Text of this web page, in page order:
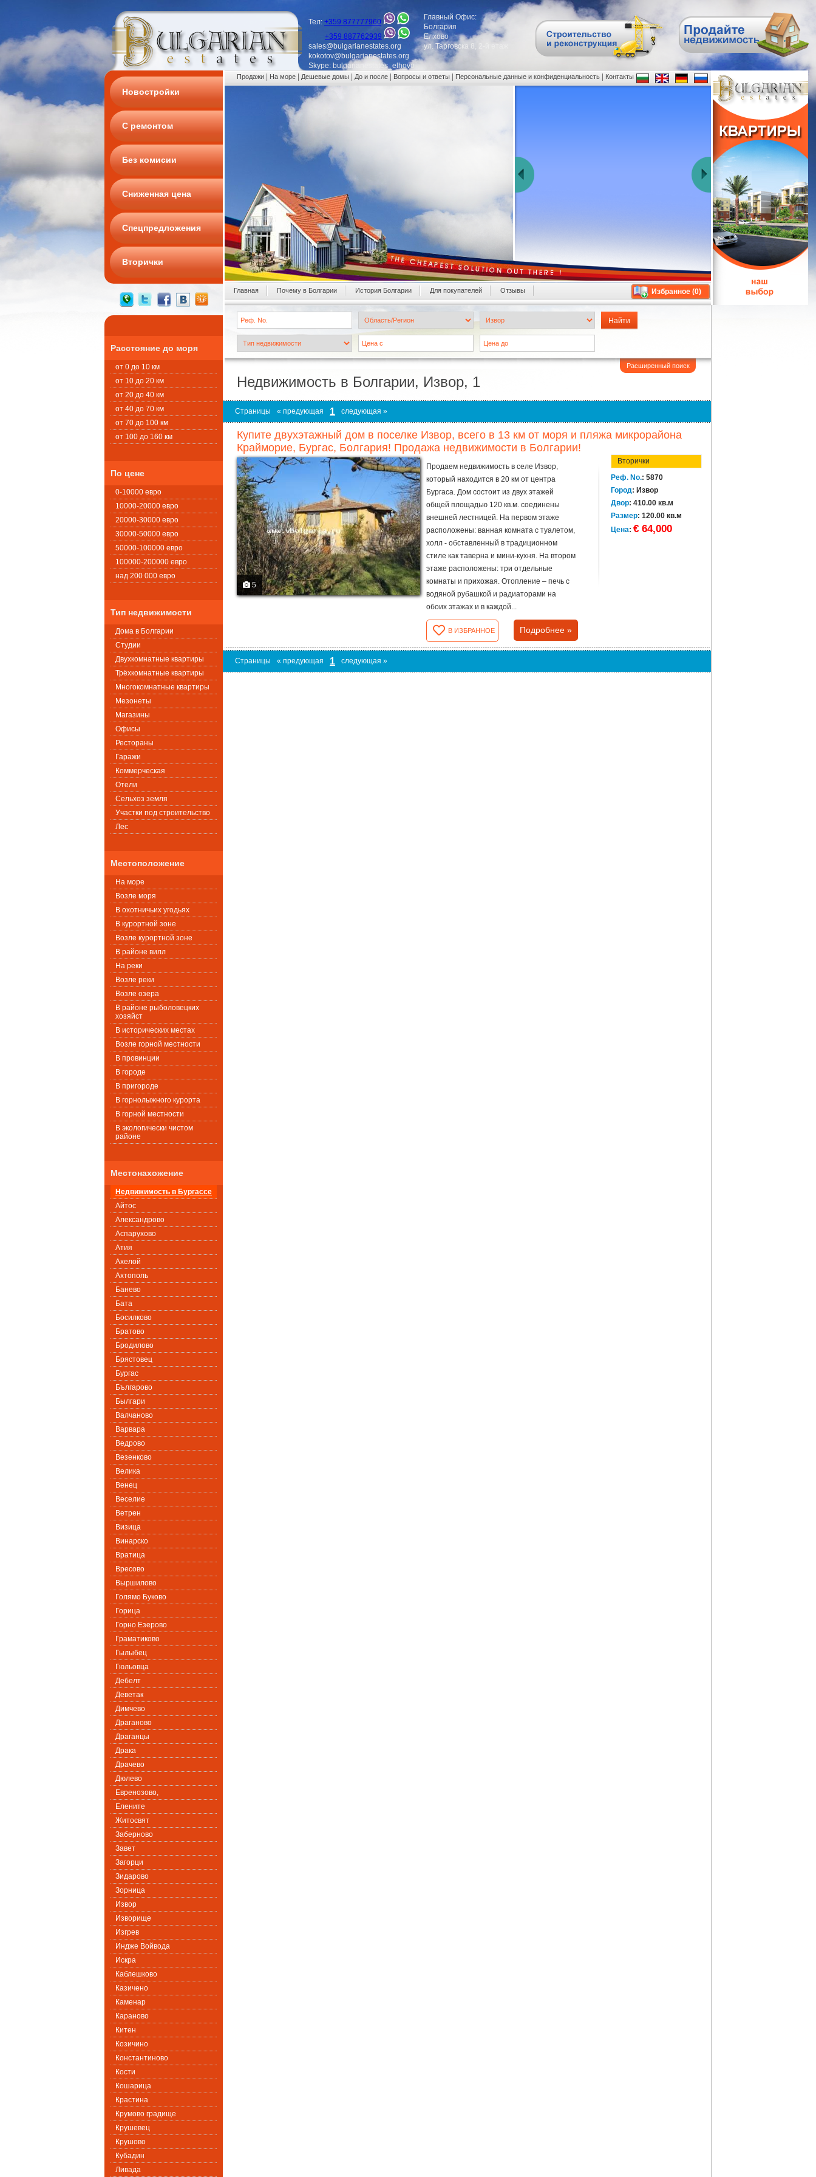
Тел: +359 877777960
+359 887762939
sales@bulgarianestates.org
kokotov@bulgarianestates.org
Skype: bulgarianestates_elhovo
Главный Офис:
Болгария
Елхово
ул. Тарговска 8, 2-й етаж
Новостройки
С ремонтом
Без комисии
Сниженная цена
Спецпредложения
Вторички
Расстояние до моря
от 0 до 10 км
от 10 до 20 км
от 20 до 40 км
от 40 до 70 км
от 70 до 100 км
от 100 до 160 км
По цене
0-10000 евро
10000-20000 евро
20000-30000 евро
30000-50000 евро
50000-100000 евро
100000-200000 евро
над 200 000 евро
Тип недвижимости
Дома в Болгарии
Студии
Двухкомнатные квартиры
Трёхкомнатные квартиры
Многокомнатные квартиры
Мезонеты
Магазины
Офисы
Рестораны
Гаражи
Коммерческая
Oтели
Сельхоз земля
Участки под строительство
Лес
Местоположение
На море
Возле моря
В охотничьих угодьях
В курортной зоне
Возле курортной зоне
В районе вилл
На реки
Возле реки
Возле озера
В районе рыболовецких
хозяйст
В исторических местах
Возле горной местности
В провинции
В городе
В пригороде
В горнолыжного курорта
В горной местности
В экологически чистом
районе
Местонахожение
Недвижимость в Бургассе
Айтос
Александрово
Аспарухово
Атия
Ахелой
Ахтополь
Банево
Бата
Босилково
Братово
Бродилово
Брястовец
Бургас
Българово
Былгари
Валчаново
Варвара
Ведрово
Везенково
Велика
Венец
Веселие
Ветрен
Визица
Винарско
Вратица
Вресово
Выршилово
Голямо Буково
Горица
Горно Езерово
Граматиково
Гылыбец
Гюльовца
Дебелт
Деветак
Димчево
Драганово
Драганцы
Драка
Драчево
Дюлево
Евренозово,
Елените
Житосвят
Заберново
Завет
Загорци
Зидарово
Зорница
Извор
Изворище
Изгрев
Индже Войвода
Искра
Каблешково
Казичено
Каменар
Караново
Китен
Козичино
Константиново
Кости
Кошарица
Крастина
Крумово градище
Крушевец
Крушово
Кубадин
Ливада
Продажи На море Дешевые домы До и после Вопросы и ответы Персональные данные и конфиденциальность Контакты
Главная Почему в Болгарии История Болгарии Для покупателей Oтзывы Избранное (0)
Расширенный поиск
Недвижимость в Болгарии, Извор, 1
Страницы « предующая 1 следующая »
Купите двухэтажный дом в поселке Извор, всего в 13 км от моря и пляжа микрорайона
Крайморие, Бургас, Болгария! Продажа недвижимости в Болгарии!
5
Продаем недвижимость в селе Извор,
который находится в 20 км от центра
Бургаса. Дом состоит из двух этажей
общей площадью 120 кв.м. соединены
внешней лестницей. На первом этаже
расположены: ванная комната с туалетом,
холл - обставленный в традиционном
стиле как таверна и мини-кухня. На втором
этаже расположены: три отдельные
комнаты и прихожая. Отопление – печь с
водяной рубашкой и радиаторами на
обоих этажах и в каждой...
В ИЗБРАННОЕ Подробнее »
Вторички
Реф. No.: 5870
Город: Извор
Двор: 410.00 кв.м
Размер: 120.00 кв.м
Цена: € 64,000
Страницы « предующая 1 следующая »